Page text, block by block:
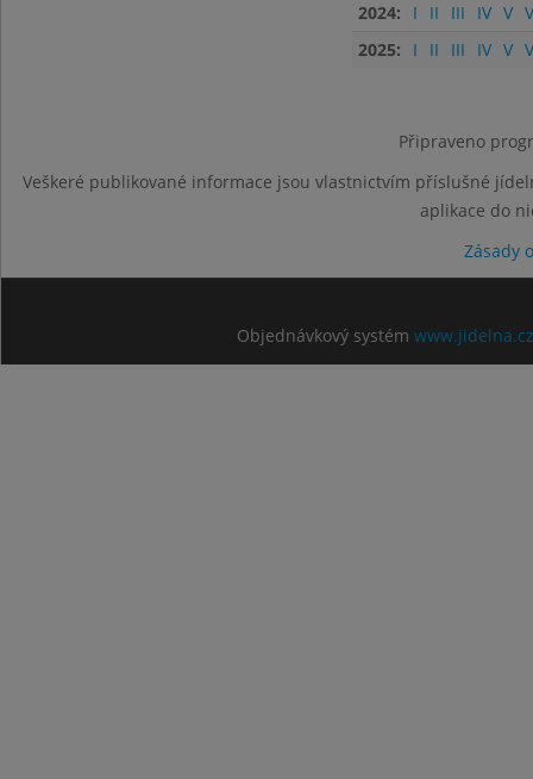
2024:
I II III IV V
2025:
I II III IV V
Připraveno
Veškeré publikované informace jsou vlastnictvím příslušné
aplikace do
Zásady
Objednávkový systém www.jidelna.cz